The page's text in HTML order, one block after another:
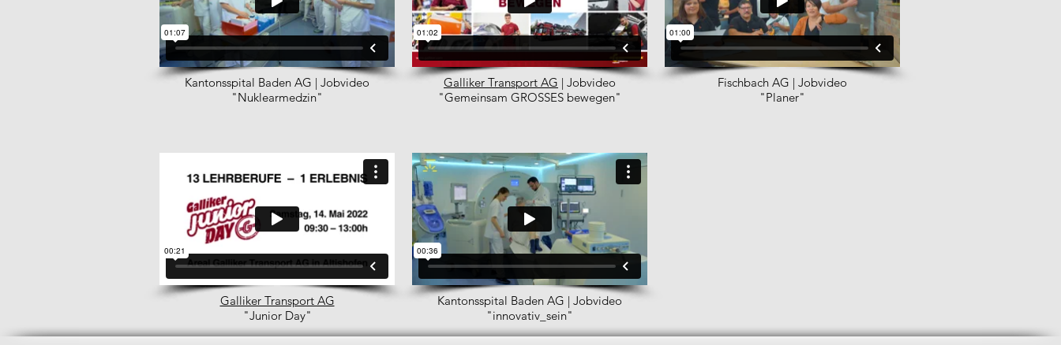
Kantonsspital Baden AG | Jobvideo
"Nuklearmedzin"
Galliker Transport AG | Jobvideo
"Gemeinsam GROSSES bewegen"
Fischbach AG | Jobvideo
"Planer"
Galliker Transport AG
"Junior Day"
Kantonsspital Baden AG | Jobvideo
"innovativ_sein"